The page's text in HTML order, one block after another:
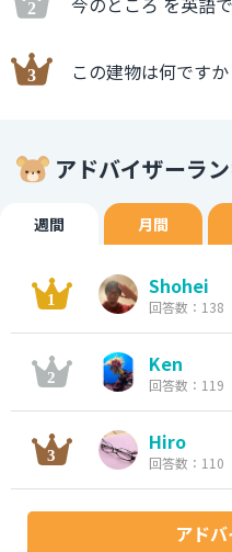
この建物は何です
アドバイザーラ
週間 月間
Shohei
回答数：138
Ken
回答数：119
Hiro
回答数：110
アド